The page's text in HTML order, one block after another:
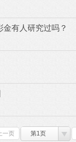
有人研究过吗？
上一页 第1页